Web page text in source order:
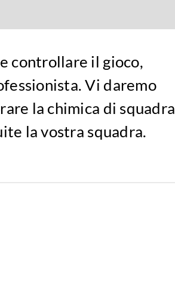
controllare il gioco,
Vi daremo
la chimica di squadra
la vostra squadra.